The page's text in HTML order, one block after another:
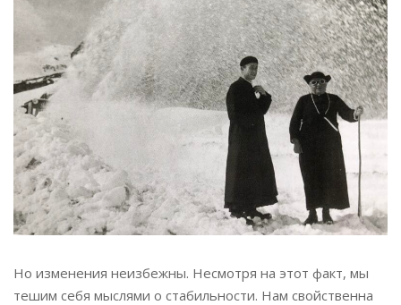
Но изменения неизбежны. Несмотря на этот факт, мы
тешим себя мыслями о стабильности. Нам свойственна